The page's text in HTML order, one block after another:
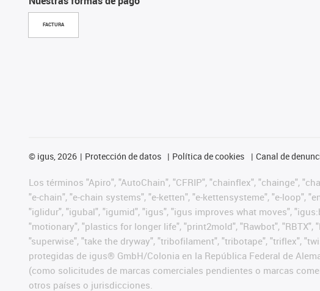
FACTURA
© igus, 2026 Protección de datos Política de cookies Canal de
Los términos "Apiro", "AutoChain", "CFRIP", "chainflex", "chainge",
"e-chain", "e-chain systems", "e-ketten", "e-kettensysteme", "e-loop",
"iglidur", "igubal", "igumid", "igus", "igus improves what moves",
"motionary", "plastics for longer life", "print2mold", "Rawbot", "RBTX",
"superwise", "take the dryway", "tribofilament", "tribotape", "triflex",
protegidas de igus® GmbH/Colonia en la República Federal de
(como solicitudes de marcas comerciales pendientes o marcas
otros países o jurisdicciones.